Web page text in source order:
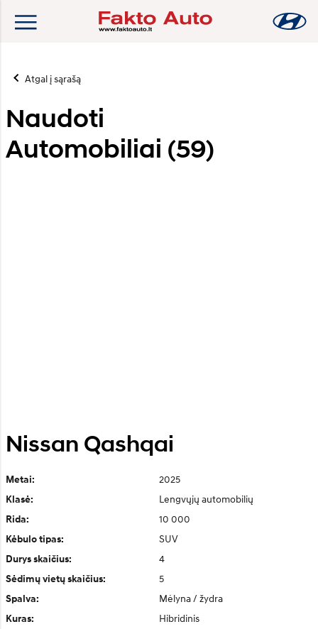
Atgal į sąrašą
Naudoti
Automobiliai (59)
Nissan Qashqai
Metai: 2025
Klasė: Lengvųjų automobilių
Rida: 10 000
Kėbulo tipas: SUV
Durys skaičius: 4
Sėdimų vietų skaičius: 5
Spalva: Mėlyna / žydra
Kuras: Hibridinis